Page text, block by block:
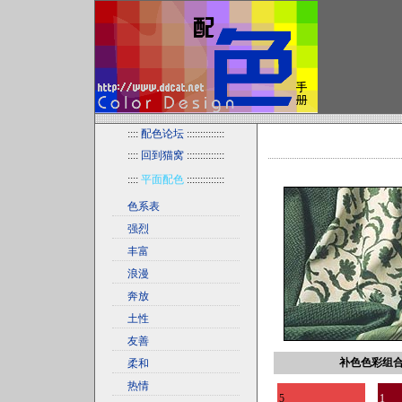
:::: 配色论坛 ::::::::::::::
:::: 回到猫窝 ::::::::::::::
:::: 平面配色 ::::::::::::::
色系表
强烈
丰富
浪漫
奔放
土性
友善
柔和
热情
补色色彩组
5 1